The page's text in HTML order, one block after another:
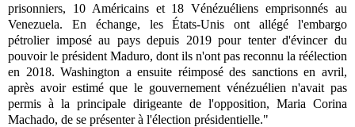
prisonniers, 10 Américains et 18 Vénézuéliens emprisonnés au
Venezuela. En échange, les États-Unis ont allégé l'embargo
pétrolier imposé au pays depuis 2019 pour tenter d'évincer du
pouvoir le président Maduro, dont ils n'ont pas reconnu la réélection
en 2018. Washington a ensuite réimposé des sanctions en avril,
après avoir estimé que le gouvernement vénézuélien n'avait pas
permis à la principale dirigeante de l'opposition, Maria Corina
Machado, de se présenter à l'élection présidentielle."